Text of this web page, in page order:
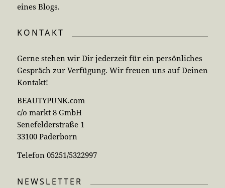
eines Blogs.
KONTAKT
Gerne stehen wir Dir jederzeit für ein persönliches
Gespräch zur Verfügung. Wir freuen uns auf Deinen
Kontakt!
BEAUTYPUNK.com
c/o markt 8 GmbH
Senefelderstraße 1
33100 Paderborn
Telefon 05251/5322997
NEWSLETTER